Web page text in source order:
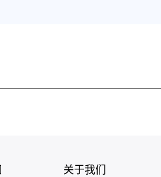
关于我们